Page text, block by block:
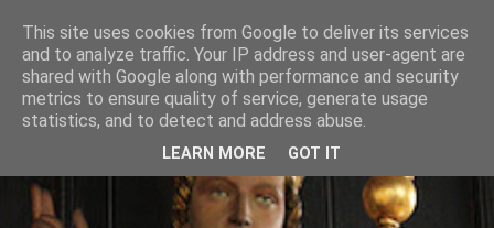
This site uses cookies from Google to deliver its services
and to analyze traffic. Your IP address and user-agent are
shared with Google along with performance and security
metrics to ensure quality of service, generate usage
statistics, and to detect and address abuse.
LEARN MORE GOT IT